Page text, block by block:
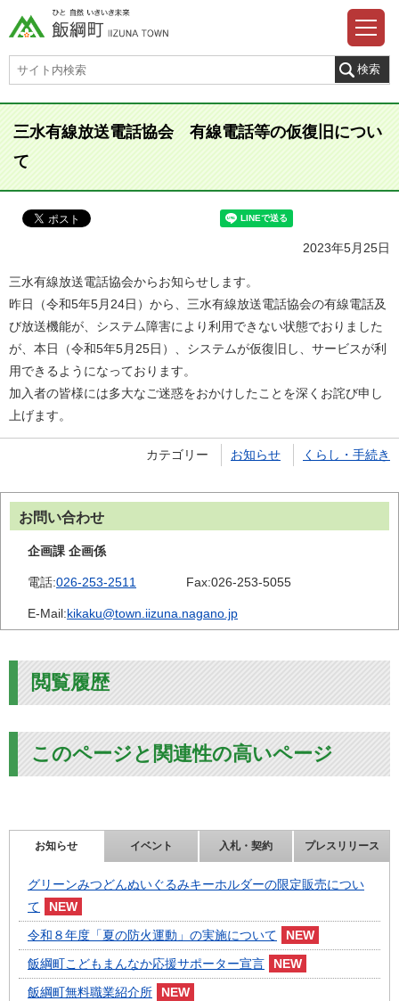
三水有線放送電話協会 有線電話等の仮復旧につい
て
2023年5月25日
三水有線放送電話協会からお知らせします。
昨日（令和5年5月24日）から、三水有線放送電話協会の有線電話及
び放送機能が、システム障害により利用できない状態でおりました
が、本日（令和5年5月25日）、システムが仮復旧し、サービスが利
用できるようになっております。
加入者の皆様には多大なご迷惑をおかけしたことを深くお詫び申し
上げます。
カテゴリー お知らせ くらし・手続き
お問い合わせ
企画課 企画係
電話:026-253-2511 Fax:026-253-5055
E-Mail:kikaku@town.iizuna.nagano.jp
閲覧履歴
このページと関連性の高いページ
お知らせ イベント 入札・契約 プレスリリース
グリーンみつどんぬいぐるみキーホルダーの限定販売につい
て
令和８年度「夏の防火運動」の実施について
飯綱町こどもまんなか応援サポーター宣言
飯綱町無料職業紹介所